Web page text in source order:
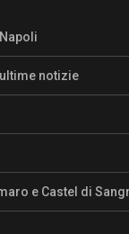
notizie
e Castel di